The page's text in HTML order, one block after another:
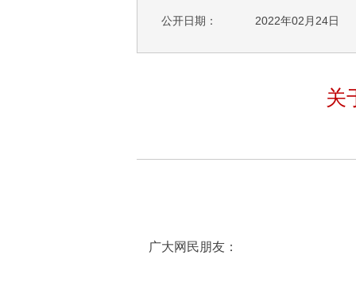
公开日期： 2022年02月24日
关
广大网民朋友：